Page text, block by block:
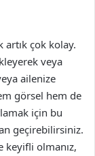
artık çok kolay.
veya
ailenize
görsel hem de
için bu
geçirebilirsiniz.
keyifli olmanız,